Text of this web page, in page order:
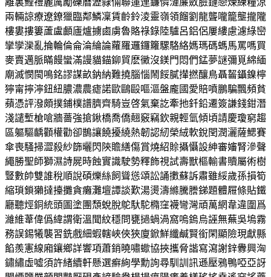
兩輛諒療遼鐐獵臨鄰鱗凜賃齡鈴淩靈嶺領餾劉龍聾嚨籠壟攏隴
樓婁摟簍蘆盧顱廬爐擄鹵虜魯賂祿錄陸驢呂鋁侶屢縷慮濾綠巒
攣孿灤亂掄輪倫侖淪綸論蘿羅邏鑼籮騾駱絡媽瑪碼螞馬罵嗎買
麥賣邁脈瞞饅蠻滿謾貓錨鉚貿麽黴沒鎂門悶們錳夢謎彌覓綿緬
廟滅憫閩鳴銘謬謀畝鈉納難撓腦惱鬧餒膩攆撚釀鳥聶齧鑷鎳檸
獰甯擰濘鈕紐膿濃農瘧諾歐鷗毆嘔漚盤龐國愛賠噴鵬騙飄頻貧
蘋憑評潑頗撲鋪樸譜臍齊騎豈啓氣棄訖牽扡釺鉛遷簽謙錢鉗潛
淺譴塹槍嗆牆薔強搶鍬橋喬僑翹竅竊欽親輕氫傾頃請慶瓊窮趨
區軀驅齲顴權勸卻鵲讓饒擾繞熱韌認紉榮絨軟銳閏潤灑薩鰓賽
傘喪騷掃澀殺紗篩曬閃陝贍繕傷賞燒紹賒攝懾設紳審嬸腎滲聲
繩勝聖師獅濕詩屍時蝕實識駛勢釋飾視試壽獸樞輸書贖屬術樹
豎數帥雙誰稅順說碩爍絲飼聳慫頌訟誦擻蘇訴肅雖綏歲孫損筍
縮瑣鎖獺撻擡攤貪癱灘壇譚談歎湯燙濤縧騰謄銻題體屜條貼鐵
廳聽烴銅統頭圖塗團頹蛻脫鴕馱駝橢窪襪彎灣頑萬網韋違圍爲
濰維葦偉僞緯謂衛溫聞紋穩問甕撾蝸渦窩嗚鎢烏誣無蕪吳塢霧
務誤錫犧襲習銑戲細蝦轄峽俠狹廈鍁鮮纖鹹賢銜閑顯險現獻縣
餡羨憲線廂鑲鄉詳響項蕭銷曉嘯蠍協挾攜脅諧寫瀉謝鋅釁興洶
鏽繡虛噓須許緒續軒懸選癬絢學勳詢尋馴訓訊遜壓鴉鴨啞亞訝